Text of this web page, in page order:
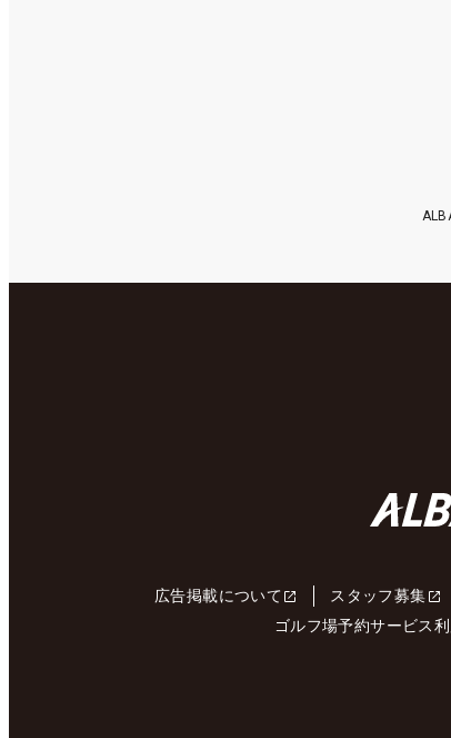
広告掲載について スタッフ募集
ゴルフ場予約サービス